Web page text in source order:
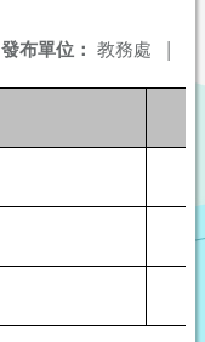
發布單位： 教務處 |